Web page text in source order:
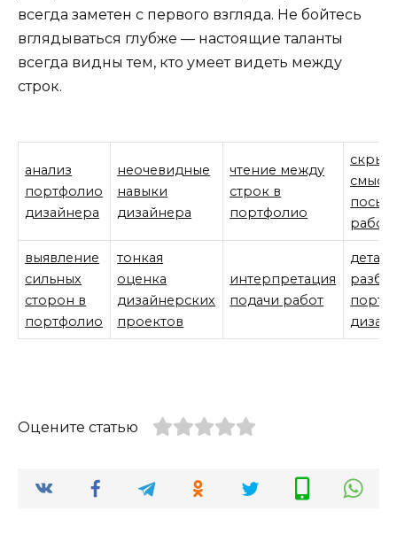
всегда заметен с первого взгляда. Не бойтесь
вглядываться глубже — настоящие таланты
всегда видны тем, кто умеет видеть между
строк.
анализ
портфолио
дизайнера
неочевидные
навыки
дизайнера
чтение между
строк в
портфолио
выявление
сильных
сторон в
портфолио
тонкая
оценка
дизайнерских
проектов
интерпретация
подачи работ
Оцените статью